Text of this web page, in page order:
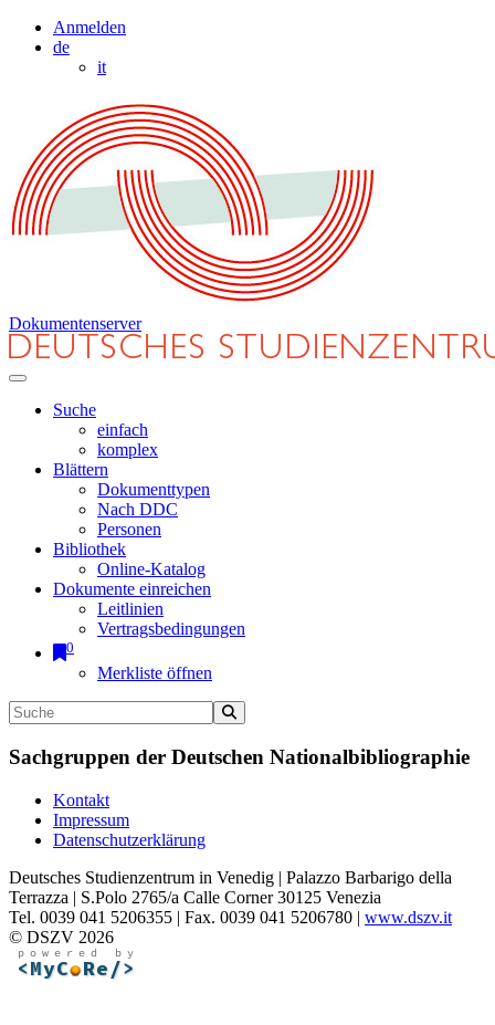
Anmelden
de
it
Dokumentenserver
Suche
einfach
komplex
Blättern
Dokumenttypen
Nach DDC
Personen
Bibliothek
Online-Katalog
Dokumente einreichen
Leitlinien
Vertragsbedingungen
0
Merkliste öffnen
Sachgruppen der Deutschen Nationalbibliographie
Kontakt
Impressum
Datenschutzerklärung
Deutsches Studienzentrum in Venedig | Palazzo Barbarigo della
Terrazza | S.Polo 2765/a Calle Corner 30125 Venezia
Tel. 0039 041 5206355 | Fax. 0039 041 5206780 | www.dszv.it
© DSZV 2026